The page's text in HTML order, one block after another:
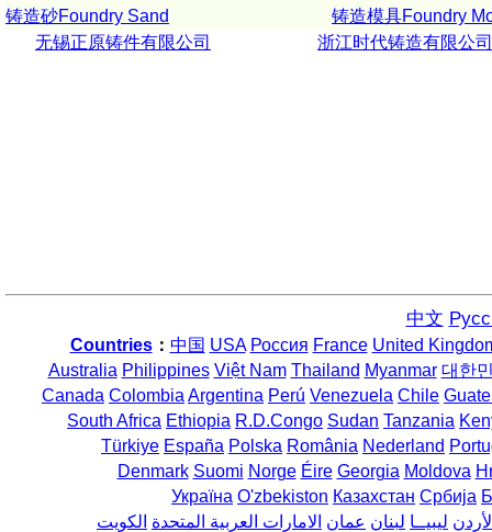
铸造砂Foundry Sand
铸造模具Foundry
无锡正原铸件有限公司
浙江时代铸造有限公司
中文
Countries： 中国 USA Россия France United
Australia Philippines Việt Nam Thailand Myanmar 대한
Canada Colombia Argentina Perú Venezuela Chile
South Africa Ethiopia R.D.Congo Sudan Tanzania
Türkiye España Polska România Nederland
Denmark Suomi Norge Éire Georgia Moldova
Україна O'zbekiston Казахстан Србија
ليبيــا لبنان عمان الامارات العربية المتحدة الكويت